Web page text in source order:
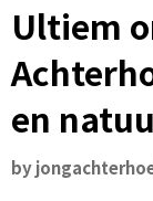
Ultiem
en
by